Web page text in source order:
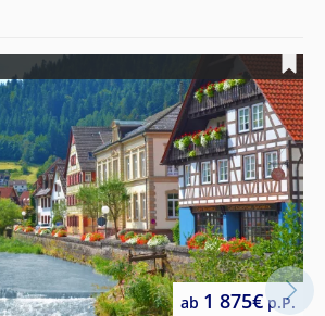
ab 1 875€ p.P.